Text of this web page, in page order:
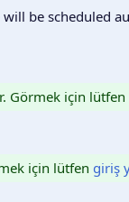
be scheduled
Görmek için lütfen
için lütfen giriş